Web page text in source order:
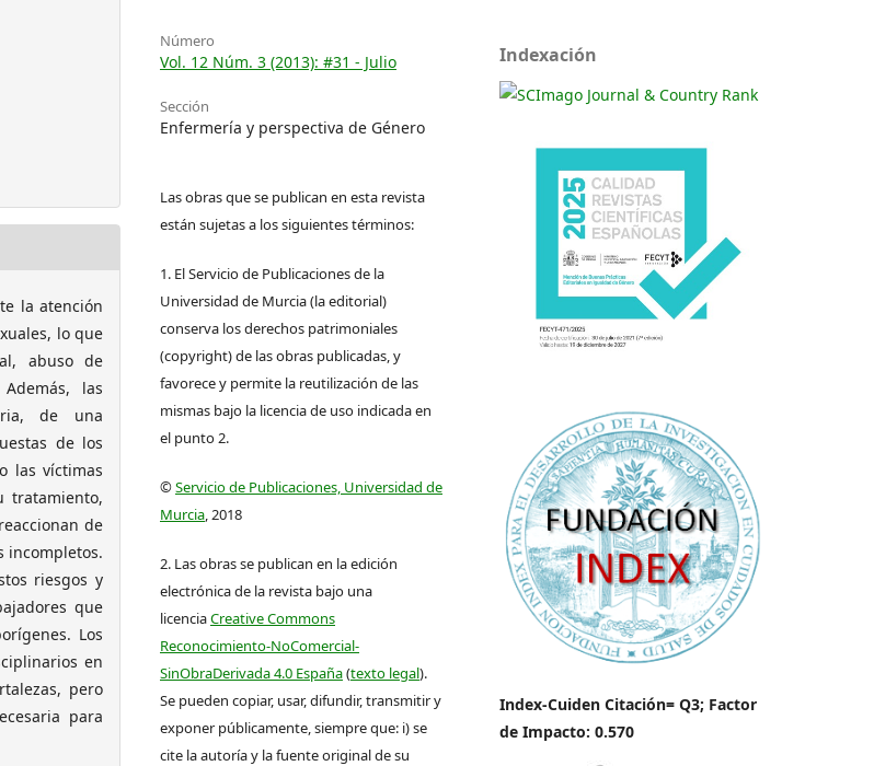
la atención
lo que
abuso de
las
de una
de los
las víctimas
tratamiento,
de
incompletos.
riesgos y
que
Los
en
pero
para
Número
Vol. 12 Núm. 3 (2013): #31 - Julio
Sección
Enfermería y perspectiva de Género
Las obras que se publican en esta revista
están sujetas a los siguientes términos:
1. El Servicio de Publicaciones de la
Universidad de Murcia (la editorial)
conserva los derechos patrimoniales
(copyright) de las obras publicadas, y
favorece y permite la reutilización de las
mismas bajo la licencia de uso indicada en
el punto 2.
©Servicio de Publicaciones, Universidad de
Murcia, 2018
2. Las obras se publican en la edición
electrónica de la revista bajo una
licenciaCreative Commons
Reconocimiento-NoComercial-
SinObraDerivada 4.0 España(texto legal).
Se pueden copiar, usar, difundir, transmitir y
exponer públicamente, siempre que: i) se
cite la autoría y la fuente original de su
Indexación
Index-Cuiden Citación= Q3; Factor
de Impacto: 0.570